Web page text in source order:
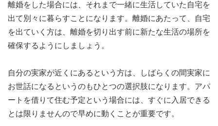
離婚をした場合には、それまで一緒に生活していた自宅を
出て別々に暮らすことになります。離婚にあたって、自宅
を出ていく方は、離婚を切り出す前に新たな生活の場所を
確保するようにしましょう。
自分の実家が近くにあるという方は、しばらくの間実家に
お世話になるというのもひとつの選択肢になります。アパ
ートを借りて住む予定という場合には、すぐに入居できる
とは限りませんので早めに動くことが重要です。